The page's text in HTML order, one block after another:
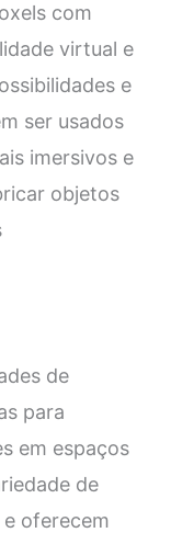
com
virtual e
e
ser usados
imersivos e
objetos
de
para
em espaços
de
oferecem